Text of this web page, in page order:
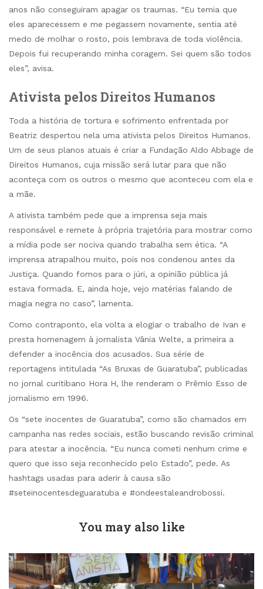
anos não conseguiram apagar os traumas. “Eu temia que
eles aparecessem e me pegassem novamente, sentia até
medo de molhar o rosto, pois lembrava de toda violência.
Depois fui recuperando minha coragem. Sei quem são todos
eles”, avisa.
Ativista pelos Direitos Humanos
Toda a história de tortura e sofrimento enfrentada por
Beatriz despertou nela uma ativista pelos Direitos Humanos.
Um de seus planos atuais é criar a Fundação Aldo Abbage de
Direitos Humanos, cuja missão será lutar para que não
aconteça com os outros o mesmo que aconteceu com ela e
a mãe.
A ativista também pede que a imprensa seja mais
responsável e remete à própria trajetória para mostrar como
a mídia pode ser nociva quando trabalha sem ética. “A
imprensa atrapalhou muito, pois nos condenou antes da
Justiça. Quando fomos para o júri, a opinião pública já
estava formada. E, ainda hoje, vejo matérias falando de
magia negra no caso”, lamenta.
Como contraponto, ela volta a elogiar o trabalho de Ivan e
presta homenagem à jornalista Vânia Welte, a primeira a
defender a inocência dos acusados. Sua série de
reportagens intitulada “As Bruxas de Guaratuba”, publicadas
no jornal curitibano Hora H, lhe renderam o Prêmio Esso de
jornalismo em 1996.
Os “sete inocentes de Guaratuba”, como são chamados em
campanha nas redes sociais, estão buscando revisão criminal
para atestar a inocência. “Eu nunca cometi nenhum crime e
quero que isso seja reconhecido pelo Estado”, pede. As
hashtags usadas para aderir à causa são
#seteinocentesdeguaratuba e #ondeestaleandrobossi.
You may also like